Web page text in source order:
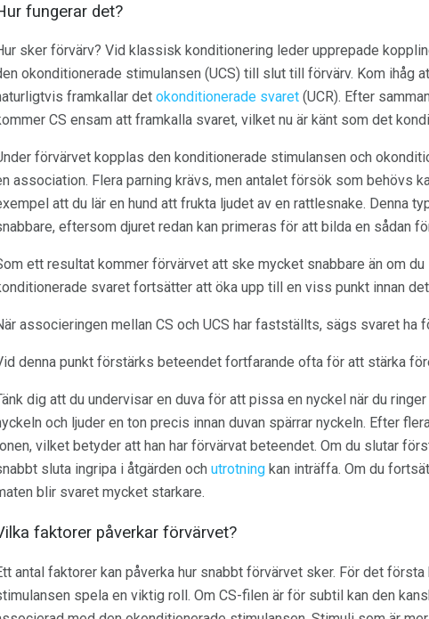
fungerar det?
sker förvärv? Vid klassisk konditionering leder upprepade
okonditionerade stimulansen (UCS) till slut till förvärv. Kom ihåg
framkallar det okonditionerade svaret (UCR). Efter
CS ensam att framkalla svaret, vilket nu är känt som det
förvärvet kopplas den konditionerade stimulansen och
association. Flera parning krävs, men antalet försök som behövs
att du lär en hund att frukta ljudet av en rattlesnake. Denna
eftersom djuret redan kan primeras för att bilda en sådan
ett resultat kommer förvärvet att ske mycket snabbare än om
svaret fortsätter att öka upp till en viss punkt innan
associeringen mellan CS och UCS har fastställts, sägs svaret ha
denna punkt förstärks beteendet fortfarande ofta för att stärka
dig att du undervisar en duva för att pissa en nyckel när du
och ljuder en ton precis innan duvan spärrar nyckeln. Efter
vilket betyder att han har förvärvat beteendet. Om du slutar
sluta ingripa i åtgärden och utrotning kan inträffa. Om du
blir svaret mycket starkare.
faktorer påverkar förvärvet?
antal faktorer kan påverka hur snabbt förvärvet sker. För det
spela en viktig roll. Om CS-filen är för subtil kan den